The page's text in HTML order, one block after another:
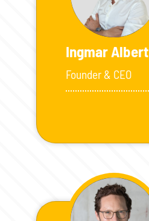
Ingmar Albert
Founder & CEO